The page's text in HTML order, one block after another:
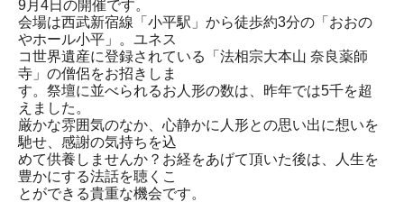
9月4日の開催です。
会場は西武新宿線「小平駅」から徒歩約3分の「おおの
やホール小平」。ユネス
コ世界遺産に登録されている「法相宗大本山 奈良薬師
寺」の僧侶をお招きしま
す。祭壇に並べられるお人形の数は、昨年では5千を超
えました。
厳かな雰囲気のなか、心静かに人形との思い出に想いを
馳せ、感謝の気持ちを込
めて供養しませんか？お経をあげて頂いた後は、人生を
豊かにする法話を聴くこ
とができる貴重な機会です。